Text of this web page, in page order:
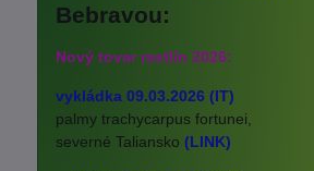
Bebravou:
Nový tovar rastlín 2026:
vykládka 09.03.2026 (IT)
palmy trachycarpus fortunei,
severné Taliansko (LINK)